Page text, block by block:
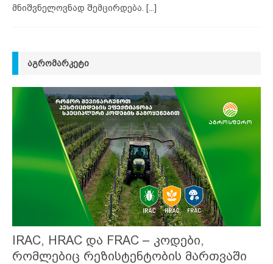
მნიშვნელოვნად შემცირდება.
[...]
ᲐᲒᲠᲝᲛᲐᲠᲙᲔᲢᲘ
IRAC, HRAC და FRAC – კოდები,
რომლებიც რეზისტენტობის მართვაში